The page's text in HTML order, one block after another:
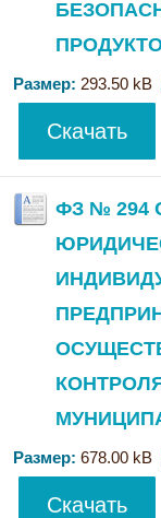
Размер: 293.50 kB
Скачать
ФЗ № 294
Размер: 678.00 kB
Скачать